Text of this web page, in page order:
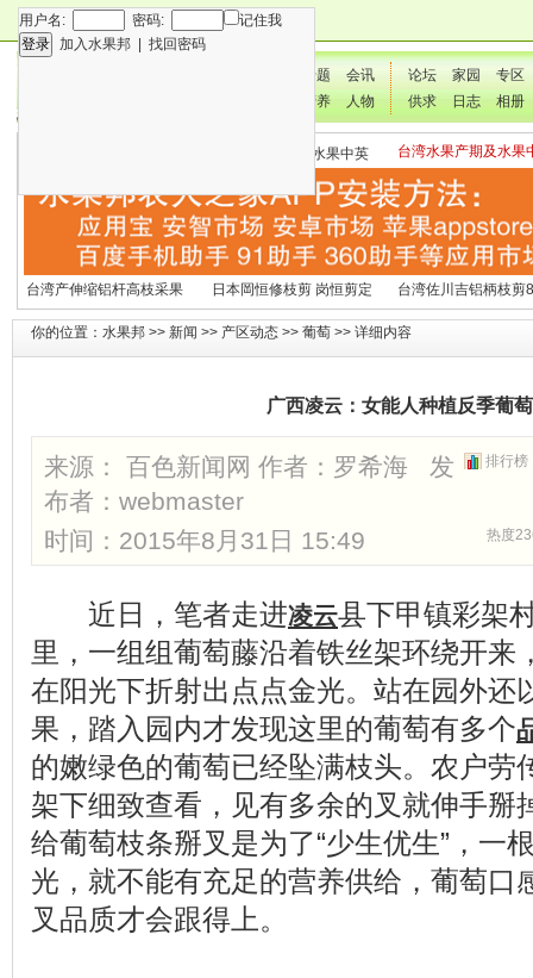
用户名: 密码:
记住我
加入水果邦
找回密码
专题
会讯
营养 人物
论坛 家园
专区
供求
日志 相册
国外水果产期及水果中英
台湾水果产期及水果
文表
台湾产伸缩铝杆高枝采果
剪2270#
日本岡恒修枝剪 岗恒剪定
铗200
台湾佐川吉铝柄枝剪
（欧洲款式）
你的位置： 水果邦 >> 新闻 >> 产区动态 >> 葡萄 >> 详细内容
广西凌云：女能人种植反季葡
排行榜
来源： 百色新闻网 作者：罗希海 发
布者： webmaster
热度
时间：2015年8月31日 15:49
近日，笔者走进凌云县下甲镇彩架
里，一组组葡萄藤沿着铁丝架环绕开来
在阳光下折射出点点金光。站在园外还
果，踏入园内才发现这里的葡萄有多个
的嫩绿色的葡萄已经坠满枝头。农户劳
架下细致查看，见有多余的叉就伸手掰
给葡萄枝条掰叉是为了“少生优生”，一
光，就不能有充足的营养供给，葡萄口
叉品质才会跟得上。